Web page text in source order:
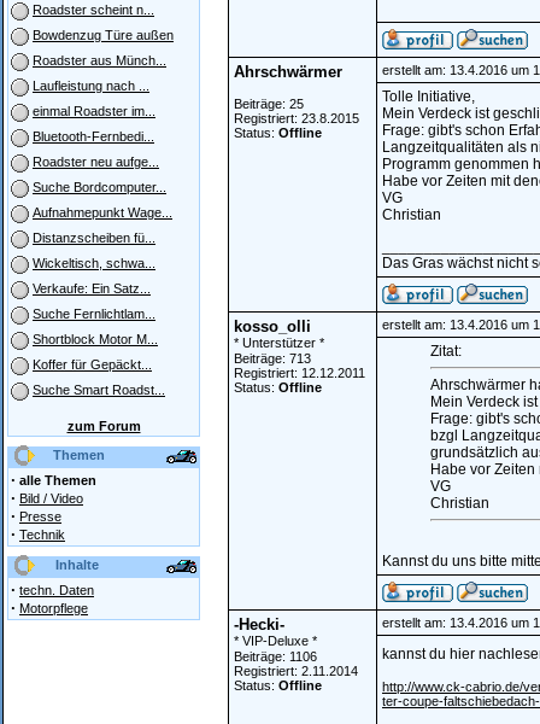
Roadster scheint n...
Bowdenzug Türe außen
Roadster aus Münch...
Laufleistung nach ...
einmal Roadster im...
Bluetooth-Fernbedi...
Roadster neu aufge...
Suche Bordcomputer...
Aufnahmepunkt Wage...
Distanzscheiben fü...
Wickeltisch, schwa...
Verkaufe: Ein Satz...
Suche Fernlichtlam...
Shortblock Motor M...
Koffer für Gepäckt...
Suche Smart Roadst...
zum Forum
Themen
· alle Themen
· Bild / Video
· Presse
· Technik
Inhalte
· techn. Daten
· Motorpflege
Ahrschwärmer
Beiträge: 25
Registriert: 23.8.2015
Status: Offline
erstellt am: 13.4.2016 um
Tolle Initiative,
Mein Verdeck ist
Frage: gibt's schon
Langzeitqualitäten als
Programm genommen
Habe vor Zeiten mit
VG
Christian
Das Gras wächst nicht
kosso_olli
* Unterstützer *
Beiträge: 713
Registriert: 12.12.2011
Status: Offline
erstellt am: 13.4.2016 um
Zitat:
Ahrschwärmer
Mein Verdeck
Frage: gibt's
bzgl
grundsätzlich
Habe vor
VG
Christian
Kannst du uns bitte
-Hecki-
* VIP-Deluxe *
Beiträge: 1106
Registriert: 2.11.2014
Status: Offline
erstellt am: 13.4.2016 um
kannst du hier
http://www.ck-cabrio.de/
ter-coupe-